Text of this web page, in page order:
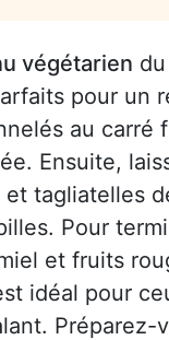
végétarien
pour un
au carré
Ensuite,
et tagliatelles
Pour
et fruits
idéal pour
Préparez-